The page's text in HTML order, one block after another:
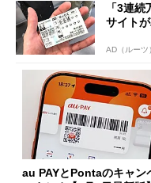
「3連
サイト
AD（ルーツ
au PAYとPontaのキャン